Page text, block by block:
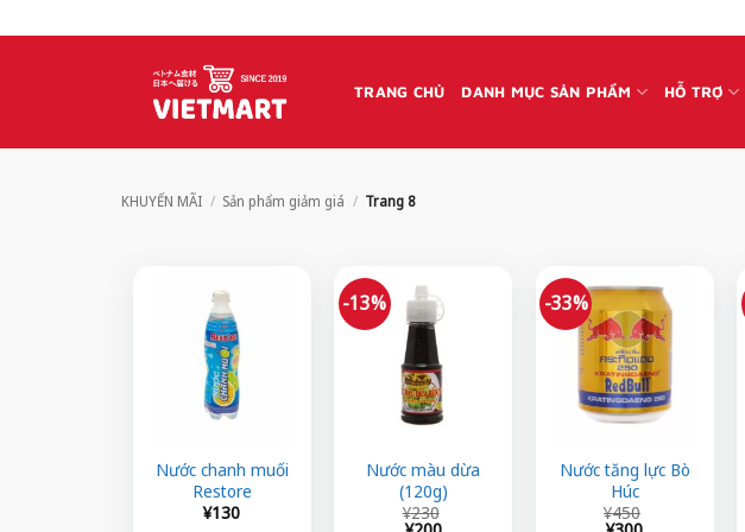
qua
TRANG CHỦ DANH MỤC SẢN PHẨM HỖ TRỢ
KHUYẾN MÃI / Sản phẩm giảm giá / Trang 8
Nước chanh muối
Restore
¥130
-13%
Nước màu dừa
(120g)
¥230
-33%
Nước tăng lực Bò
Húc
¥450